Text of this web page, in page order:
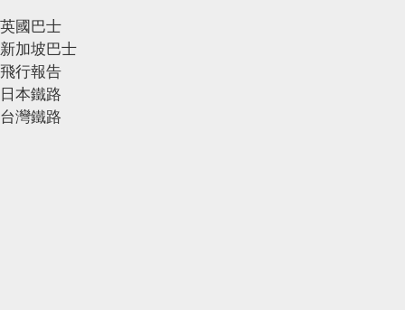
英國巴士
新加坡巴士
飛行報告
日本鐵路
台灣鐵路